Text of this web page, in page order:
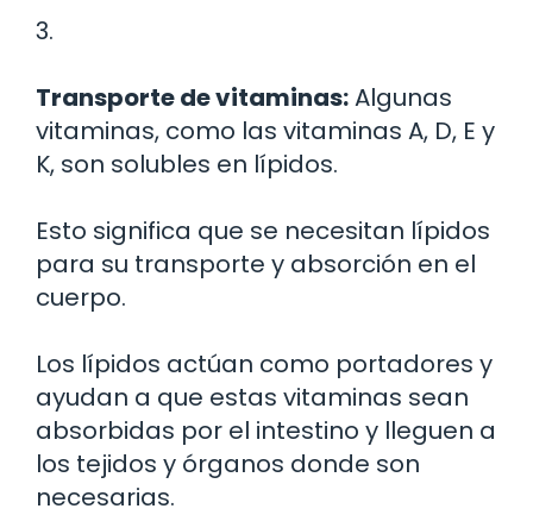
3.
Transporte de vitaminas:Algunas
vitaminas, como las vitaminas A, D, E y
K, son solubles en lípidos.
Esto significa que se necesitan lípidos
para su transporte y absorción en el
cuerpo.
Los lípidos actúan como portadores y
ayudan a que estas vitaminas sean
absorbidas por el intestino y lleguen a
los tejidos y órganos donde son
necesarias.